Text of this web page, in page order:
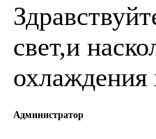
свет,и
охлаждения
Администратор